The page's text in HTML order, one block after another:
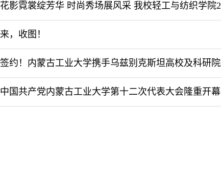
来，收图！
中国共产党内蒙古工业大学第十二次代表大会隆重开幕